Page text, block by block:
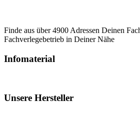
Finde aus über 4900 Adressen Deinen
Fachverlegebetrieb in Deiner Nähe
Infomaterial
Unsere Hersteller